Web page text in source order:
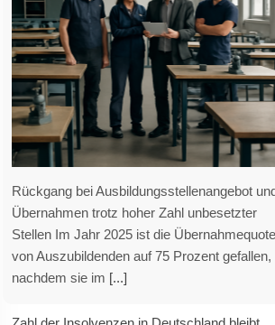
IWH-Insolvenztrend: Hohe Anzahl an
Firmeninsolvenzen im Juli Das Leibniz-Institut
für Wirtschaftsforschung Halle (IWH)
veröffentlicht in seiner aktuellen Analyse eine
nahezu konstante Anzahl an Insolvenzen von